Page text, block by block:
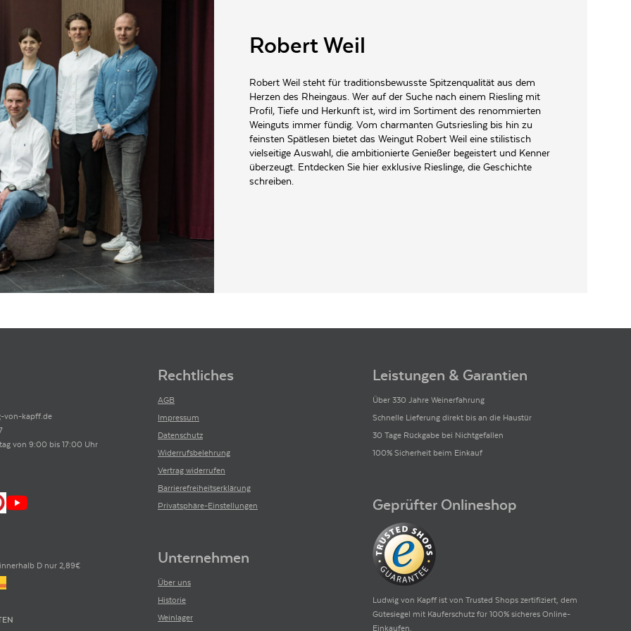
Kiedrich
Weinsäure und/oder Äpfelsäure und/oder Milchsäure, Stabilisator: enthält Hefe-Mannoproteine und/oder Kaliumpolyaspartat und/oder
Robert Weil
Robert Weil steht für traditionsbewusste Spitzenqualität aus dem
Herzen des Rheingaus. Wer auf der Suche nach einem Riesling mit
Profil, Tiefe und Herkunft ist, wird im Sortiment des renommierten
Weinguts immer fündig. Vom charmanten Gutsriesling bis hin zu
feinsten Spätlesen bietet das Weingut Robert Weil eine stilistisch
vielseitige Auswahl, die ambitionierte Genießer begeistert und Kenner
überzeugt. Entdecken Sie hier exklusive Rieslinge, die Geschichte
schreiben.
von-kapff.de
von 9:00 bis 17:00 Uhr
D nur 2,89€
Rechtliches
AGB
Impressum
Datenschutz
Widerrufsbelehrung
Vertrag widerrufen
Barrierefreiheitserklärung
Privatsphäre-Einstellungen
Unternehmen
Über uns
Historie
Weinlager
Leistungen & Garantien
Über 330 Jahre Weinerfahrung
Schnelle Lieferung direkt bis an die Haustür
30 Tage Rückgabe bei Nichtgefallen
100% Sicherheit beim Einkauf
Geprüfter Onlineshop
Ludwig von Kapff ist von Trusted Shops zertifiziert, dem
Gütesiegel mit Käuferschutz für 100% sicheres Online-
Einkaufen.